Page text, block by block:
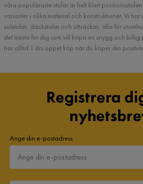
våra populäraste stolar är helt klart
varianter i olika material och konstruktioner. Vi
solstolar, däckstolar och sittsäckar, alla för
det mesta för dig som vill köpa en snygg och billig
har alltid 1 års öppet köp när du köper din
Registrera
Ange din e-postadress